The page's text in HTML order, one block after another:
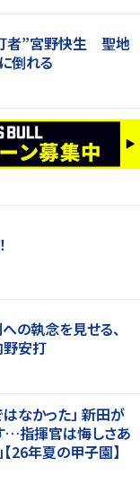
打者”宮野快生 聖地
倒れる
の執念を見せる、
安打
なかった」 新田が
…指揮官は悔しさあ
26年夏の甲子園】